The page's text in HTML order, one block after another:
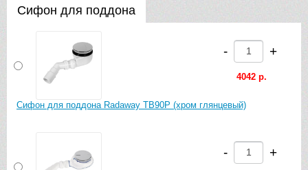
Сифон для поддона
Сифон для поддона Radaway TB90P (хром глянцевый)
- +
4042 р.
- +